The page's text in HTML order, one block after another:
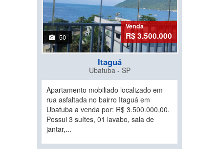
50
Venda
R$ 3.500.000
Itaguá
Ubatuba - SP
Apartamento mobiliado localizado em
rua asfaltada no bairro Itaguá em
Ubatuba a venda por: R$ 3.500.000,00.
Possui 3 suítes, 01 lavabo, sala de
jantar,...